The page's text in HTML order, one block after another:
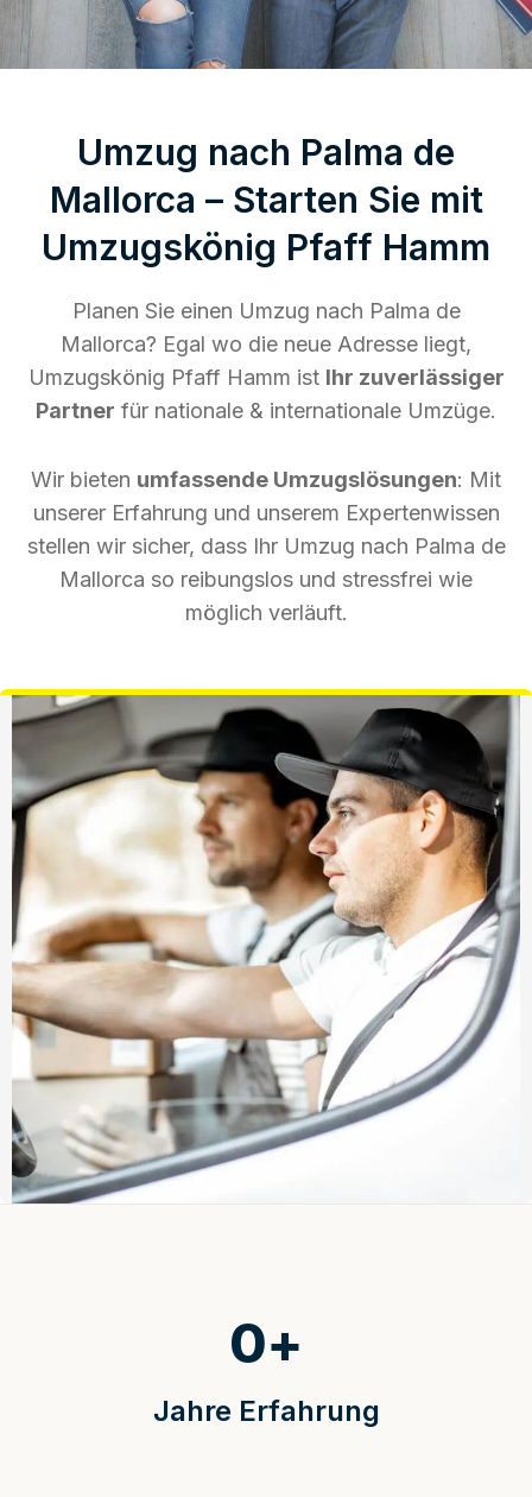
Umzug nach Palma de
Mallorca – Starten Sie mit
Umzugskönig Pfaff Hamm
Planen Sie einen Umzug nach Palma de
Mallorca? Egal wo die neue Adresse liegt,
Umzugskönig Pfaff Hamm ist Ihr zuverlässiger
Partner für nationale & internationale Umzüge.
Wir bieten umfassende Umzugslösungen: Mit
unserer Erfahrung und unserem Expertenwissen
stellen wir sicher, dass Ihr Umzug nach Palma de
Mallorca so reibungslos und stressfrei wie
möglich verläuft.
Jahre Erfahrung
0+